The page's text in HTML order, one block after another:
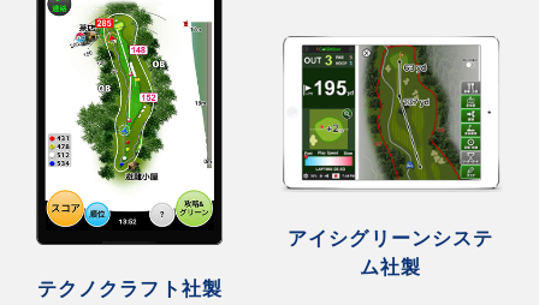
テクノクラフト社製
アイシグリーンシステ
ム社製